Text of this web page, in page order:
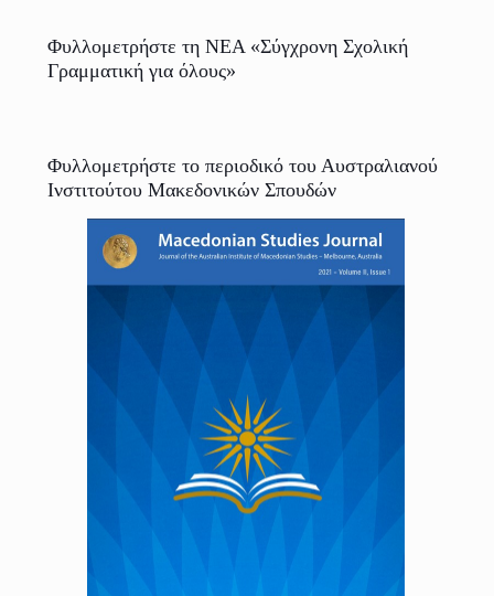
Φυλλομετρήστε τη ΝΕΑ «Σύγχρονη Σχολική
Γραμματική για όλους»
Φυλλομετρήστε το περιοδικό του Αυστραλιανού
Ινστιτούτου Μακεδονικών Σπουδών